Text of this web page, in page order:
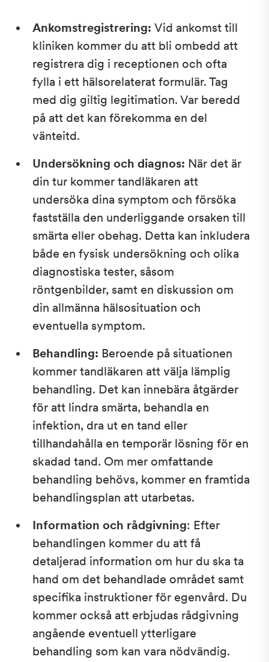
Ankomstregistrering: Vid ankomst till
kliniken kommer du att bli ombedd att
registrera dig i receptionen och ofta
fylla i ett hälsorelaterat formulär. Tag
med dig giltig legitimation. Var beredd
på att det kan förekomma en del
vänteitd.
Undersökning och diagnos: När det är
din tur kommer tandläkaren att
undersöka dina symptom och försöka
fastställa den underliggande orsaken till
smärta eller obehag. Detta kan inkludera
både en fysisk undersökning och olika
diagnostiska tester, såsom
röntgenbilder, samt en diskussion om
din allmänna hälsosituation och
eventuella symptom.
Behandling: Beroende på situationen
kommer tandläkaren att välja lämplig
behandling. Det kan innebära åtgärder
för att lindra smärta, behandla en
infektion, dra ut en tand eller
tillhandahålla en temporär lösning för en
skadad tand. Om mer omfattande
behandling behövs, kommer en framtida
behandlingsplan att utarbetas.
Information och rådgivning: Efter
behandlingen kommer du att få
detaljerad information om hur du ska ta
hand om det behandlade området samt
specifika instruktioner för egenvård. Du
kommer också att erbjudas rådgivning
angående eventuell ytterligare
behandling som kan vara nödvändig.